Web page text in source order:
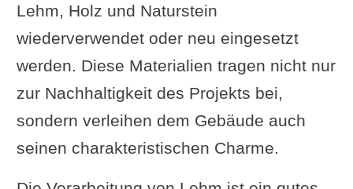
Lehm, Holz und Naturstein
wiederverwendet oder neu eingesetzt
werden. Diese Materialien tragen nicht nur
zur Nachhaltigkeit des Projekts bei,
sondern verleihen dem Gebäude auch
seinen charakteristischen Charme.